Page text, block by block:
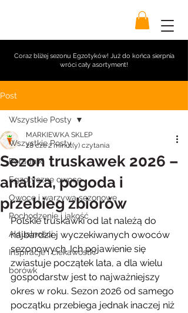
Coraz bliżej sezonu Egzotyków! Już do końca sierpnia
wróci cały asortyment!
Post
Wszystkie Posty
Poradniki
Egzotyczne owoce
Owoce i warzywa sezonowe
Pochodzenie i jakość
Aktualności
Inspiracje i ciekawostki
borówk
Wszystkie Posty
Sezon truskawek 2026 –
analiza, pogoda i
przebieg zbiorów
MARKIEWKA SKLEP
28 cze2 minut(y) czytania
Polskie truskawki od lat należą do
najbardziej wyczekiwanych owoców
sezonowych. Ich pojawienie się
zwiastuje początek lata, a dla wielu
gospodarstw jest to najważniejszy
okres w roku. Sezon 2026 od samego
początku przebiega jednak inaczej niż